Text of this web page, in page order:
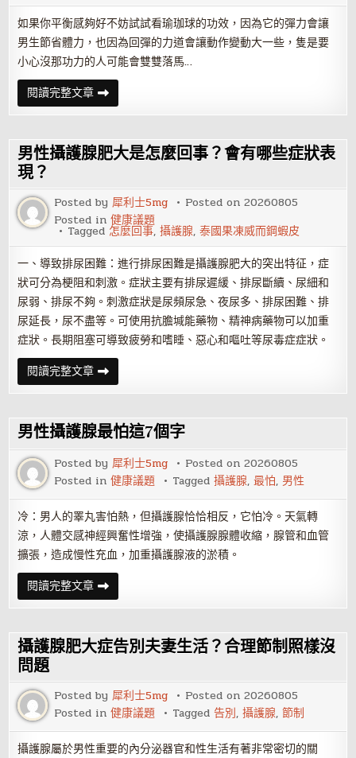
如果你平衡感夠好不妨試試看瑜珈球的功效，因為它的彈力會讓
男生節省體力，也因為回彈的力道會讓動作變動大一些，隻是要
小心沒那功力的人可能會雙雙落馬…
閱讀完整文章提
升
情
的
「生
活
原
來
這
些
可
以
讓
你
更
性
奮
男性攝護腺肥大是怎麼回事？會有哪些症狀表
現？
Posted by犀利士5mg Posted on20260805
Posted in健康議題
Tagged 怎麼回事,攝護腺,泰國果凍威而鋼蝦皮
一、導致排尿困難：進行排尿困難是攝護腺肥大的突出特征，症
狀可分為梗阻和刺激。症狀主要有排尿遲緩、排尿斷續、尿細和
尿弱、排尿不夠。刺激症狀是尿頻尿急、夜尿多、排尿困難、排
尿延長，尿不盡等。可使用抗膽堿能藥物、精神病藥物可以加重
症狀。長期阻塞可導致疲勞和嗜睡、惡心和嘔吐等尿毒症症狀。
閱讀完整文章男
性
攝
腺
肥
大
是
怎
麼
回
會
有
哪
些
症
狀
表
現？
男性攝護腺最怕這7個字
Posted by犀利士5mg Posted on20260805
Posted in健康議題 Tagged攝護腺,最怕, 男性
冷：男人的睪丸害怕熱，但攝護腺恰恰相反，它怕冷。天氣轉
涼，人體交感神經興奮性增強，使攝護腺腺體收縮，腺管和血管
擴張，造成慢性充血，加重攝護腺液的淤積。
閱讀完整文章男
性
攝
腺
最
怕
個
字
攝護腺肥大症告別夫妻生活？合理節制照樣沒
問題
Posted by犀利士5mg Posted on20260805
Posted in健康議題 Tagged告別,攝護腺,節制
攝護腺屬於男性重要的內分泌器官和性生活有著非常密切的關